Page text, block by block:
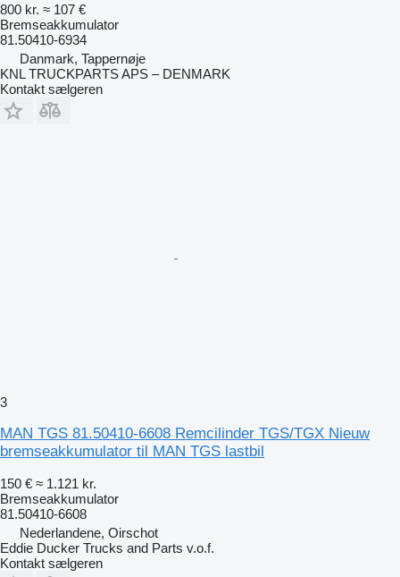
800 kr. ≈ 107 €
Bremseakkumulator
81.50410-6934
Danmark, Tappernøje
KNL TRUCKPARTS APS – DENMARK
Kontakt sælgeren
3
MAN TGS 81.50410-6608 Remcilinder TGS/TGX Nieuw
bremseakkumulator til MAN TGS lastbil
150 € ≈ 1.121 kr.
Bremseakkumulator
81.50410-6608
Nederlandene, Oirschot
Eddie Ducker Trucks and Parts v.o.f.
Kontakt sælgeren